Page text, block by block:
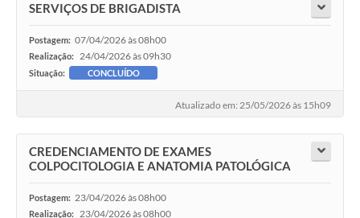
SERVIÇOS DE BRIGADISTA
Postagem: 07/04/2026 às 08h00
Realização: 24/04/2026 às 09h30
Situação: CONCLUÍDO
Atualizado em: 25/05/2026 às 15h09
CREDENCIAMENTO DE EXAMES
COLPOCITOLOGIA E ANATOMIA PATOLÓGICA
Postagem: 23/04/2026 às 08h00
Realização: 23/04/2026 às 08h00